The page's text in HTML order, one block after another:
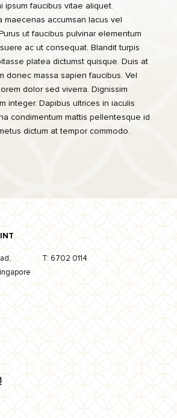
ipsum faucibus vitae aliquet.
maecenas accumsan lacus vel
ut faucibus pulvinar elementum
ac ut consequat. Blandit turpis
platea dictumst quisque. Duis at
donec massa sapien faucibus. Vel
dolor sed viverra. Dignissim
integer. Dapibus ultrices in iaculis
condimentum mattis pellentesque id
dictum at tempor commodo.
T: 6702 0114